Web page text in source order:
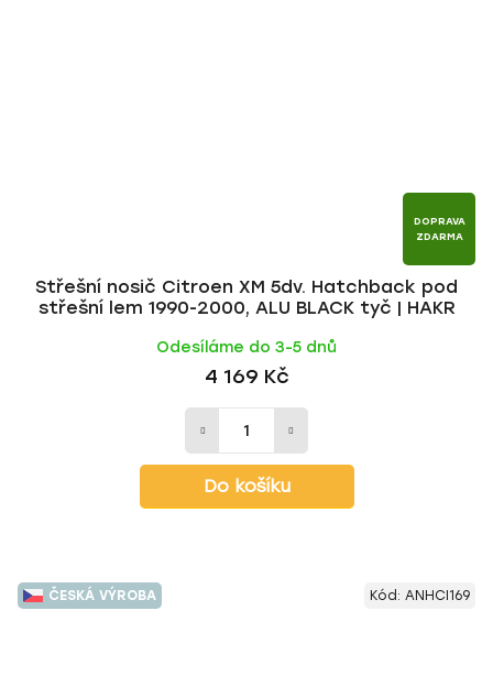
DOPRAVA
ZDARMA
Střešní nosič Citroen XM 5dv. Hatchback pod
střešní lem 1990-2000, ALU BLACK tyč | HAKR
Odesíláme do 3-5 dnů
4 169 Kč
Do košíku
ČESKÁ VÝROBA Kód: ANHCI169